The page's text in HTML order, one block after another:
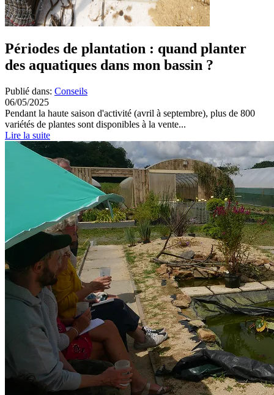
Périodes de plantation : quand planter
des aquatiques dans mon bassin ?
Publié dans: Conseils
06/05/2025
Pendant la haute saison d'activité (avril à septembre), plus de 800
variétés de plantes sont disponibles à la vente...
Lire la suite